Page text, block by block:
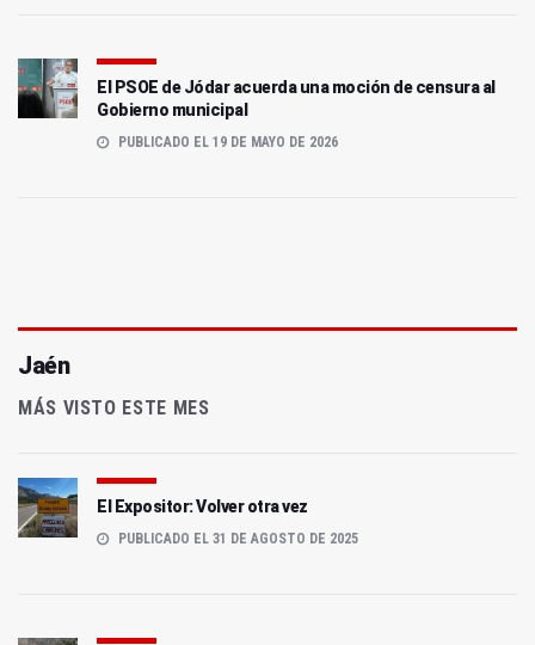
El PSOE de Jódar acuerda una moción de censura al
Gobierno municipal
PUBLICADO EL 19 DE MAYO DE 2026
Jaén
MÁS VISTO ESTE MES
El Expositor: Volver otra vez
PUBLICADO EL 31 DE AGOSTO DE 2025